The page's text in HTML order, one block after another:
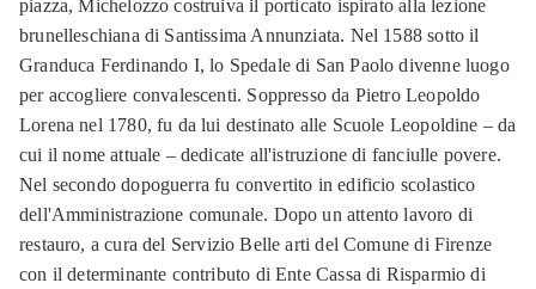
piazza, Michelozzo costruiva il porticato ispirato alla lezione
brunelleschiana di Santissima Annunziata. Nel 1588 sotto il
Granduca Ferdinando I, lo Spedale di San Paolo divenne luogo
per accogliere convalescenti. Soppresso da Pietro Leopoldo
Lorena nel 1780, fu da lui destinato alle Scuole Leopoldine – da
cui il nome attuale – dedicate all'istruzione di fanciulle povere.
Nel secondo dopoguerra fu convertito in edificio scolastico
dell'Amministrazione comunale. Dopo un attento lavoro di
restauro, a cura del Servizio Belle arti del Comune di Firenze
con il determinante contributo di Ente Cassa di Risparmio di